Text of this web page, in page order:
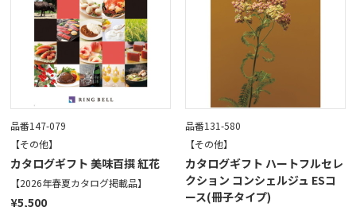
品番147-079
【その他】
カタログギフト 美味百撰 紅花
【2026年春夏カタログ掲載品】
¥5,500
品番131-580
【その他】
カタログギフト ハートフルセレ
クション コンシェルジュ ESコ
ース(冊子タイプ)